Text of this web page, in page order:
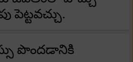
పెట్టవచ్చు.
పొందడానికి